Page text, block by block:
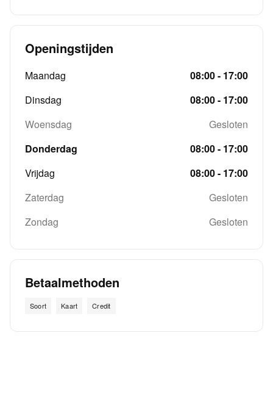
Openingstijden
Maandag
08:00 - 17:00
Dinsdag
08:00 - 17:00
Woensdag
Gesloten
Donderdag
08:00 - 17:00
Vrijdag
08:00 - 17:00
Zaterdag
Gesloten
Zondag
Gesloten
Betaalmethoden
Soort Kaart Credit